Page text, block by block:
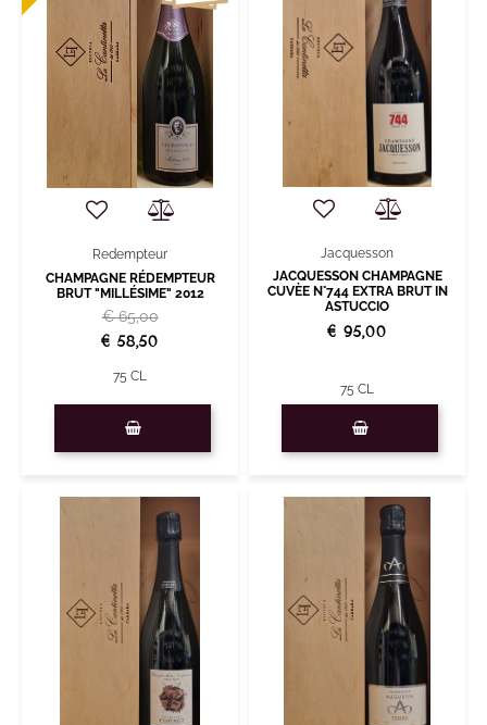
Redempteur
CHAMPAGNE RÉDEMPTEUR
BRUT "MILLÉSIME" 2012
€ 65,00
€ 58,50
75 CL
Jacquesson
JACQUESSON CHAMPAGNE
CUVÈE N°744 EXTRA BRUT IN
ASTUCCIO
€ 95,00
75 CL